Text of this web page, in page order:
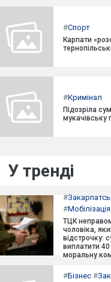
#Спорт
Карпати
#Кримінал
Підозріла
мукачівську
У тренді
#
#Мобілізація
ТЦК
чоловіка,
відстрочку:
виплатити
моральну
#Бізнес #